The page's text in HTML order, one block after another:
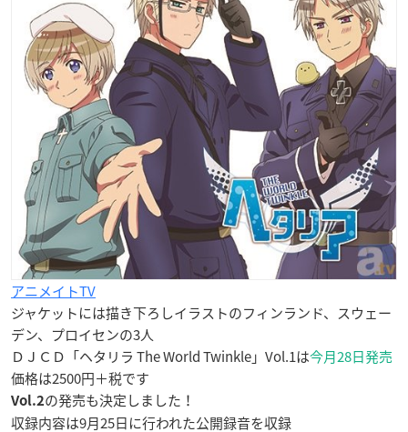
アニメイトTV
ジャケットには描き下ろしイラストのフィンランド、スウェー
デン、プロイセンの3人
ＤＪＣＤ「ヘタリラ The World Twinkle」Vol.1は今月28日発売
価格は2500円＋税です
Vol.2の発売も決定しました！
収録内容は9月25日に行われた公開録音を収録